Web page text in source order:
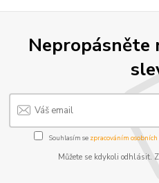
Nepropásněte
Souhlasím se zpracováním
Můžete se kdykoli odhlásit.